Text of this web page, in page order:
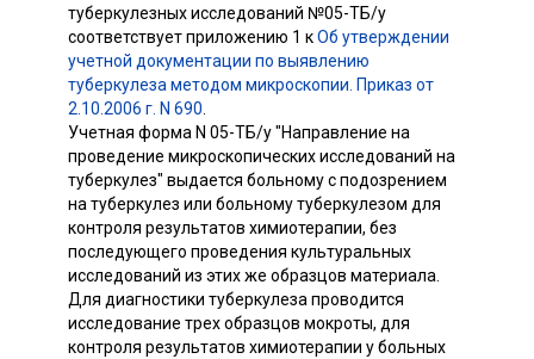
туберкулезных исследований №05-ТБ/у
соответствует приложению 1 кОб утверждении
учетной документации по выявлению
туберкулеза методом микроскопии. Приказ от
2.10.2006 г. N 690
Учетная форма N 05-ТБ/у "Направление на
проведение микроскопических исследований на
туберкулез" выдается больному с подозрением
на туберкулез или больному туберкулезом для
контроля результатов химиотерапии, без
последующего проведения культуральных
исследований из этих же образцов материала.
Для диагностики туберкулеза проводится
исследование трех образцов мокроты, для
контроля результатов химиотерапии у больных